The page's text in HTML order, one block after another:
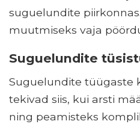
suguelundite
muutmiseks vaja
Suguelundite
Suguelundite tüügaste
tekivad siis, kui arsti
ning peamisteks